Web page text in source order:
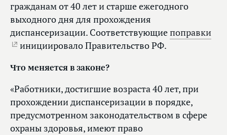
гражданам от 40 лет и старше ежегодного
выходного дня для прохождения
диспансеризации. Соответствующиепоправки
инициировало Правительство РФ.
Что меняется в законе?
«Работники, достигшие возраста 40 лет, при
прохождении диспансеризации в порядке,
предусмотренном законодательством в сфере
охраны здоровья, имеют право